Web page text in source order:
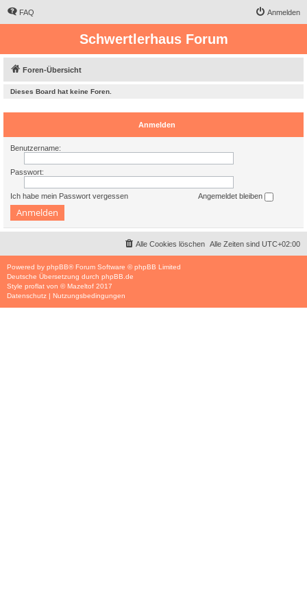
FAQ Anmelden
Schwertlerhaus Forum
Foren-Übersicht
Dieses Board hat keine Foren.
Anmelden
Benutzername:
Passwort:
Ich habe mein Passwort vergessen Angemeldet bleiben
Alle Zeiten sind UTC+02:00
Alle Cookies löschen
Powered by phpBB® Forum Software © phpBB Limited
Deutsche Übersetzung durch phpBB.de
Style proflat von ©Mazeltof 2017
Datenschutz | Nutzungsbedingungen